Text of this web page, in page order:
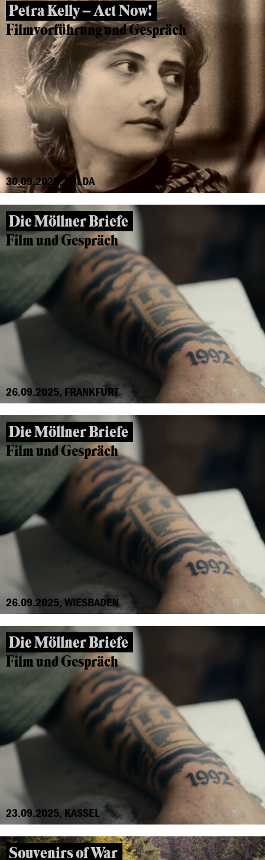
Petra Kelly – Act Now!
Filmvorführung und Gespräch
30.09.2025, FULDA
Die Möllner Briefe
Film und Gespräch
26.09.2025, FRANKFURT
Die Möllner Briefe
Film und Gespräch
26.09.2025, WIESBADEN
Die Möllner Briefe
Film und Gespräch
23.09.2025, KASSEL
Souvenirs of War